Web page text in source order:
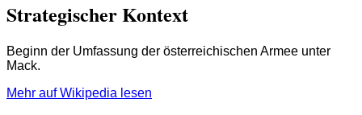
Strategischer Kontext
Beginn der Umfassung der österreichischen Armee unter
Mack.
Mehr auf Wikipedia lesen